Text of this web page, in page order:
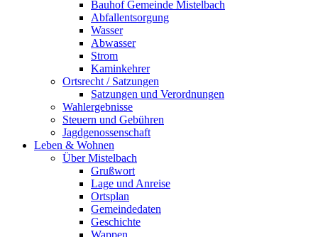
Bauhof Gemeinde Mistelbach
Abfallentsorgung
Wasser
Abwasser
Strom
Kaminkehrer
Ortsrecht / Satzungen
Satzungen und Verordnungen
Wahlergebnisse
Steuern und Gebühren
Jagdgenossenschaft
Leben & Wohnen
Über Mistelbach
Grußwort
Lage und Anreise
Ortsplan
Gemeindedaten
Geschichte
Wappen